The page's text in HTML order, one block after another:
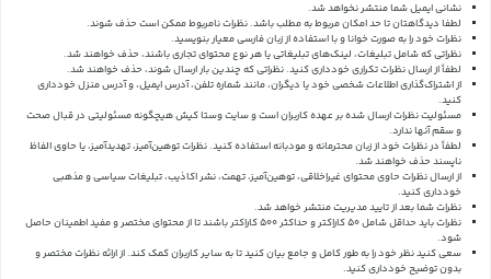
نشانی ایمیل شما منتشر نخواهد شد.
لطفا دیدگاهتان تا حد امکان مربوط به مطلب باشد. نظرات نامربوط ممکن است حذف شوند.
نظرات خود را به صورت خوانا و با استفاده از زبان فارسی معیار بنویسید.
نظراتی که شامل تبلیغات، لینک‌های تبلیغاتی یا هر نوع محتوای تجاری باشند، حذف خواهند شد.
لطفاً از ارسال نظرات تکراری خودداری کنید. نظراتی که چندین بار ارسال شوند، حذف خواهند شد.
از اشتراک‌گذاری اطلاعات شخصی خود یا دیگران، مانند شماره تلفن، آدرس ایمیل، و آدرس منزل خودداری
کنید.
مسئولیت نظرات ارسال شده بر عهده کاربران است و سایت وستا کیش هیچگونه مسئولیتی در قبال صحت
و سقم آنها ندارد.
لطفاً در نظرات خود از زبان محترمانه و مودبانه استفاده کنید. نظرات توهین‌آمیز، تهدیدآمیز، یا حاوی الفاظ
ناپسند حذف خواهند شد.
از ارسال نظرات حاوی محتوای غیراخلاقی، توهین‌آمیز، تهمت، نشر اکاذیب، تبلیغات سیاسی و مذهبی
خودداری کنید.
نظرات شما بعد از تایید مدیریت منتشر خواهد شد.
نظرات باید حداقل شامل 50 کاراکتر و حداکثر 500 کاراکتر باشند تا از محتوای مختصر و مفید اطمینان حاصل
شود.
سعی کنید نظر خود را به طور کامل و جامع بیان کنید تا به سایر کاربران کمک کند.از ارائه نظرات مختصر و
بدون توضیح خودداری کنید.